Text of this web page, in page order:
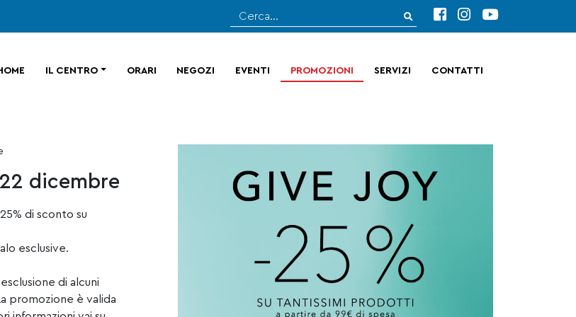
IL CENTRO ORARI NEGOZI EVENTI PROMOZIONI SERVIZI CONTATTI
dicembre
di sconto su
esclusive.
di alcuni
promozione è valida